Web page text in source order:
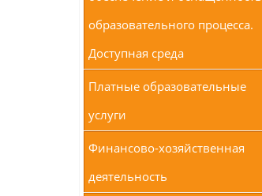
образовательного процесса.
Доступная среда
Платные образовательные
услуги
Финансово-хозяйственная
деятельность